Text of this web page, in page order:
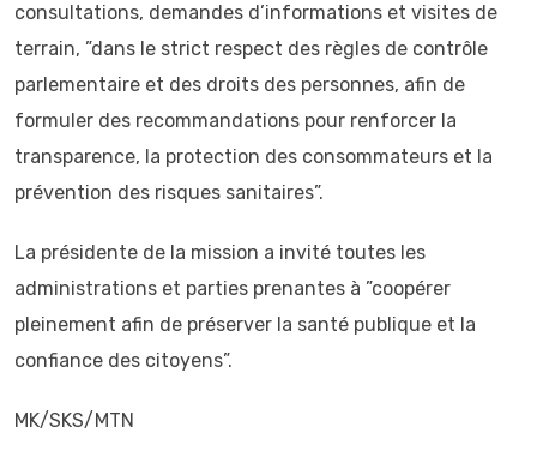
consultations, demandes d’informations et visites de
terrain, ”dans le strict respect des règles de contrôle
parlementaire et des droits des personnes, afin de
formuler des recommandations pour renforcer la
transparence, la protection des consommateurs et la
prévention des risques sanitaires”.
La présidente de la mission a invité toutes les
administrations et parties prenantes à ”coopérer
pleinement afin de préserver la santé publique et la
confiance des citoyens”.
MK/SKS/MTN